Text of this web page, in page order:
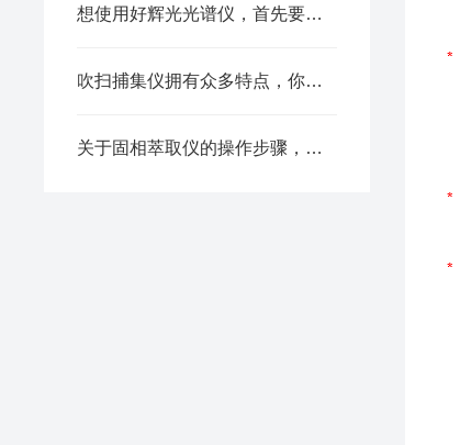
想使用好辉光光谱仪，首先要掌握好它的工作原理
吹扫捕集仪拥有众多特点，你是否都知道？
关于固相萃取仪的操作步骤，主要分4个步骤